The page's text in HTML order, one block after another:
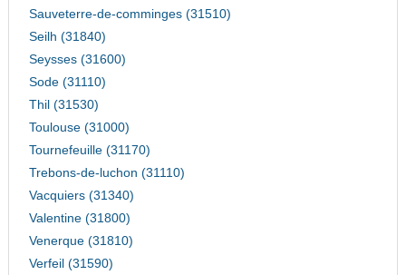
Sauveterre-de-comminges (31510)
Seilh (31840)
Seysses (31600)
Sode (31110)
Thil (31530)
Toulouse (31000)
Tournefeuille (31170)
Trebons-de-luchon (31110)
Vacquiers (31340)
Valentine (31800)
Venerque (31810)
Verfeil (31590)